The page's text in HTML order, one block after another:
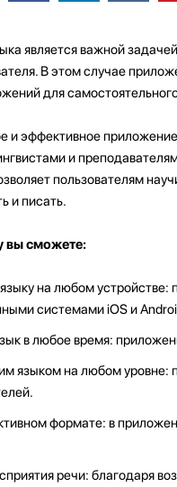
является важной
В этом случае
для
и эффективное
и
пользователям
и писать.
вы сможете:
на любом
системами iOS и
в любое время:
языком на любом уровне:
формате: в
речи: благодаря